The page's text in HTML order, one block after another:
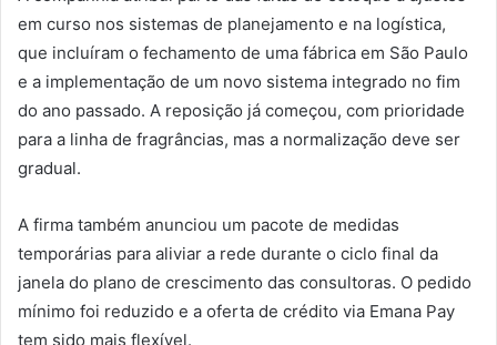
em curso nos sistemas de planejamento e na logística,
que incluíram o fechamento de uma fábrica em São Paulo
e a implementação de um novo sistema integrado no fim
do ano passado. A reposição já começou, com prioridade
para a linha de fragrâncias, mas a normalização deve ser
gradual.
A firma também anunciou um pacote de medidas
temporárias para aliviar a rede durante o ciclo final da
janela do plano de crescimento das consultoras. O pedido
mínimo foi reduzido e a oferta de crédito via Emana Pay
tem sido mais flexível.